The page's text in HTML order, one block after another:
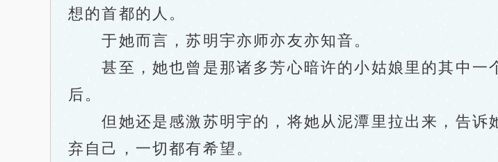
想的首都的人。
于她而言，苏明宇亦师亦友亦知音。
甚至，她也曾是那诸多芳心暗许的小姑娘里的其中一
后。
但她还是感激苏明宇的，将她从泥潭里拉出来，告诉
弃自己，一切都有希望。